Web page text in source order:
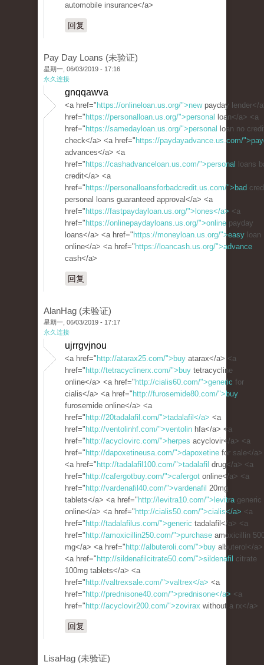
automobile insurance</a>
回复
Pay Day Loans (未验证)
星期一, 06/03/2019 - 17:16
永久连接
gnqqawva
<a href=" https://onlineloan.us.org/">newpayday lender</
href=" https://personalloan.us.org/">personal loan</a> <a
href=" https://samedayloan.us.org/">personal loan no
check</a> <a href=" https://paydayadvance.us.com/
advances</a> <a
href=" https://cashadvanceloan.us.com/">personal
loans
credit</a> <a
href=" https://personalloansforbadcredit.us.com/">bad
personal loans guaranteed approval</a> <a
href=" https://fastpaydayloan.us.org/">lones</a> <a
href=" https://onlinepaydayloans.us.org/">online payday
loans</a> <a href=" https://moneyloan.us.org/">easy loan
online</a> <a href=" https://loancash.us.org/">advance
cash</a>
回复
AlanHag (未验证)
星期一, 06/03/2019 - 17:17
永久连接
ujrrgvjnou
<a href=" http://atarax25.com/">buy atarax</a> <a
href=" http://tetracyclinerx.com/">buy tetracycline
online</a> <a href=" http://cialis60.com/">generic for
cialis</a> <a href=" http://furosemide80.com/">buy
furosemide online</a> <a
href=" http://20tadalafil.com/">tadalafil</a> <a
href=" http://ventolinhf.com/">ventolin hfa</a> <a
href=" http://acyclovirc.com/">herpes acyclovir</a> <a
href=" http://dapoxetineusa.com/">dapoxetine for sale</a>
<a href=" http://tadalafil100.com/">tadalafil drug</a> <a
href=" http://cafergotbuy.com/">cafergot online</a> <a
href=" http://vardenafil40.com/">vardenafil 20mg
tablets</a> <a href=" http://levitra10.com/">levitrageneric
online</a> <a href=" http://cialis50.com/">cialis</a> <a
href=" http://tadalafilus.com/">generic tadalafil</a> <a
href=" http://amoxicillin250.com/">purchase amoxicillin
mg</a> <a href=" http://albuteroli.com/">buy albuterol</a>
<a href=" http://sildenafilcitrate50.com/">sildenafil citrate
100mg tablets</a> <a
href=" http://valtrexsale.com/">valtrex</a> <a
href=" http://prednisone40.com/">prednisone</a> <a
href=" http://acyclovir200.com/">zovirax without a rx</a>
回复
LisaHag (未验证)